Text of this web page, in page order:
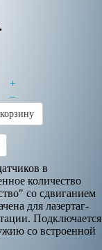
+
–
в
количество
со сдвиганием
для лазертаг-
Подключается
со встроенной